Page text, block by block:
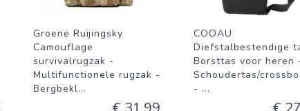
Groene Ruijingsky
Camouflage
survivalrugzak -
Multifunctionele rugzak -
Bergbekl...
COOAU
Diefstalbestendige
Borsttas voor heren
Schoudertas/
- ...